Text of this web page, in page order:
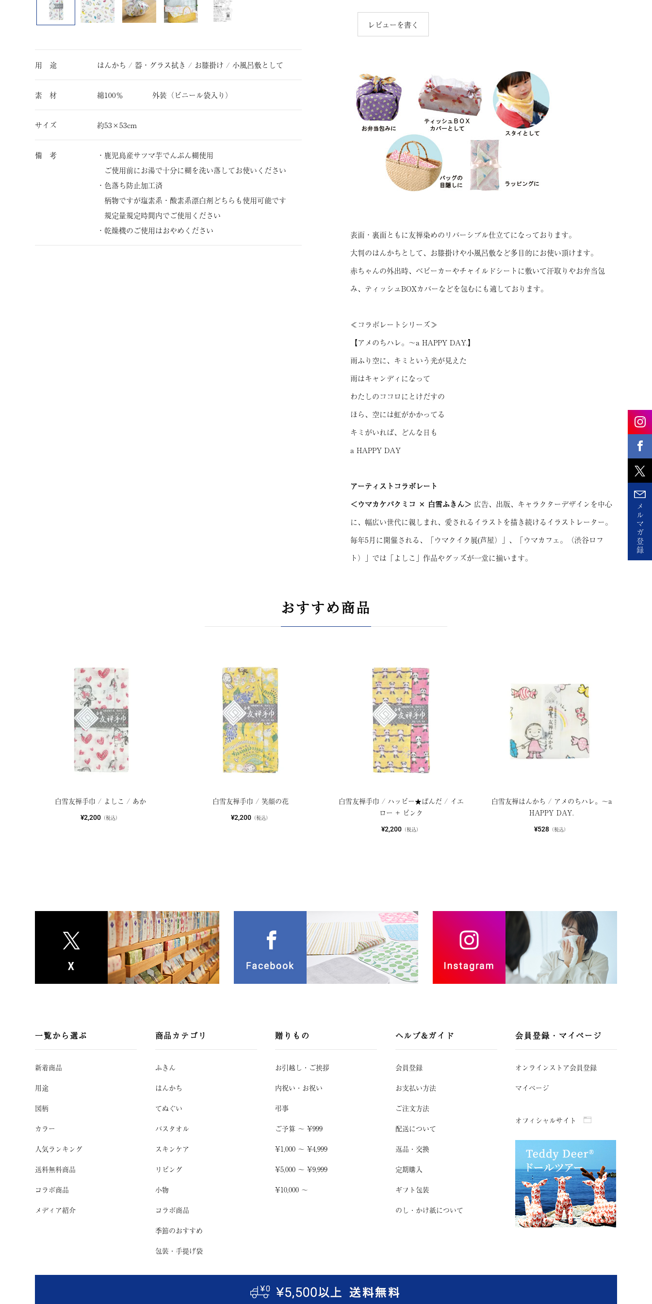
メ
ル
マ
ガ
登
録
用 途 はんかち / 器・グラス拭き / お膝掛け / 小風呂敷として
素 材 綿100％ 外装（ビニール袋入り）
サイズ 約53×53cm
備 考
・鹿児島産サツマ芋でんぷん糊使用
ご使用前にお湯で十分に糊を洗い落してお使いください
・色落ち防止加工済
柄物ですが塩素系・酸素系漂白剤どちらも使用可能です
規定量規定時間内でご使用ください
・乾燥機のご使用はおやめください
レビューを書く
表面・裏面ともに友禅染めのリバーシブル仕立てになっております。
大判のはんかちとして、お膝掛けや小風呂敷など多目的にお使い頂けます。
赤ちゃんの外出時、ベビーカーやチャイルドシートに敷いて汗取りやお弁当包
み、ティッシュBOXカバーなどを包むにも適しております。
≪コラボレートシリーズ≫
【アメのちハレ。〜a HAPPY DAY.】
雨ふり空に、キミという光が見えた
雨はキャンディになって
わたしのココロにとけだすの
ほら、空には虹がかかってる
キミがいれば、どんな日も
a HAPPY DAY
アーティストコラボレート
＜ウマカケバクミコ × 白雪ふきん＞ 広告、出版、キャラクターデザインを中心
に、幅広い世代に親しまれ、愛されるイラストを描き続けるイラストレーター。
毎年5月に開催される、「ウマクイク展(芦屋）」、「ウマカフェ。（渋谷ロフ
ト）」では「よしこ」作品やグッズが一堂に揃います。
おすすめ商品
白雪友禅手巾 / よしこ / あか
¥2,200 （税込）
白雪友禅手巾 / 笑顔の花
¥2,200（税込）
白雪友禅手巾 / ハッピー★ぱんだ / イエ
ロー + ピンク
¥2,200（税込）
白雪友禅はんかち / アメのちハレ。～a
HAPPY DAY.
¥528 （税込）
一覧から選ぶ
新着商品
用途
図柄
カラー
人気ランキング
送料無料商品
コラボ商品
メディア紹介
商品カテゴリ
ふきん
はんかち
てぬぐい
バスタオル
スキンケア
リビング
小物
コラボ商品
季節のおすすめ
包装・手提げ袋
贈りもの
お引越し ・ ご挨拶
内祝い・お祝い
弔事
ご予算 〜 ¥999
¥1,000 〜 ¥4,999
¥5,000 〜 ¥9,999
¥10,000 〜
ヘルプ&ガイド
会員登録
お支払い方法
ご注文方法
配送について
返品・交換
定期購入
ギフト包装
のし・かけ紙について
会員登録・マイページ
オンラインストア会員登録
マイページ
オフィシャルサイト